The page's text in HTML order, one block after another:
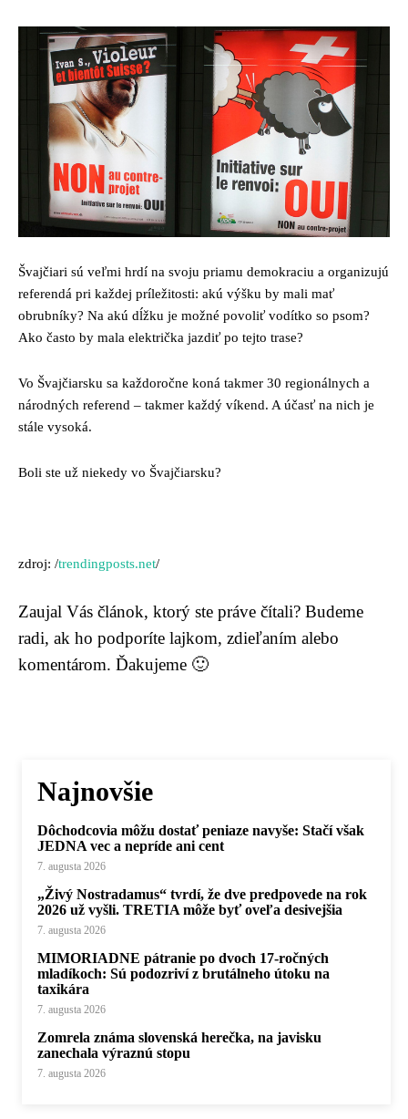
Švajčiari sú veľmi hrdí na svoju priamu demokraciu a organizujú
referendá pri každej príležitosti: akú výšku by mali mať
obrubníky? Na akú dĺžku je možné povoliť vodítko so psom?
Ako často by mala električka jazdiť po tejto trase?
Vo Švajčiarsku sa každoročne koná takmer 30 regionálnych a
národných referend – takmer každý víkend. A účasť na nich je
stále vysoká.
Boli ste už niekedy vo Švajčiarsku?
zdroj: /trendingposts.net/
Zaujal Vás článok, ktorý ste práve čítali? Budeme
radi, ak ho podporíte lajkom, zdieľaním alebo
komentárom. Ďakujeme 🙂
Najnovšie
Dôchodcovia môžu dostať peniaze navyše: Stačí však
JEDNA vec a nepríde ani cent
7. augusta 2026
„Živý Nostradamus“ tvrdí, že dve predpovede na rok
2026 už vyšli. TRETIA môže byť oveľa desivejšia
7. augusta 2026
MIMORIADNE pátranie po dvoch 17-ročných
mladíkoch: Sú podozriví z brutálneho útoku na
taxikára
7. augusta 2026
Zomrela známa slovenská herečka, na javisku
zanechala výraznú stopu
7. augusta 2026